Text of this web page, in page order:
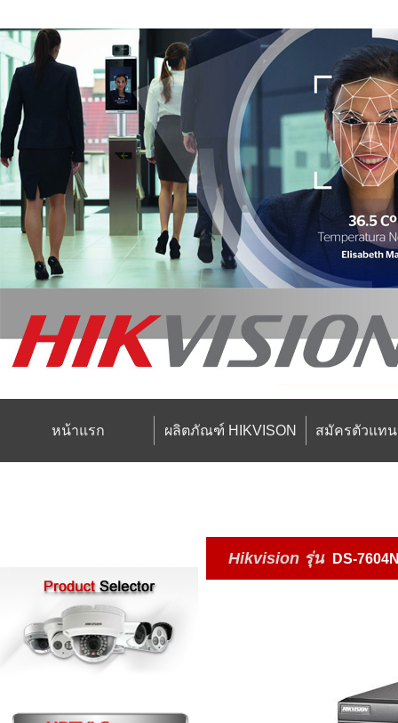
หน้าแรก ผลิตภัณฑ์ HIKVISON สมัครตัวแท
Hikvision รุ่น DS-